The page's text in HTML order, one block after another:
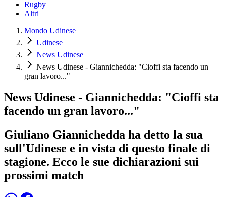
Rugby
Altri
Mondo Udinese
Udinese
News Udinese
News Udinese - Giannichedda: "Cioffi sta facendo un
gran lavoro..."
News Udinese - Giannichedda: "Cioffi sta
facendo un gran lavoro..."
Giuliano Giannichedda ha detto la sua
sull'Udinese e in vista di questo finale di
stagione. Ecco le sue dichiarazioni sui
prossimi match